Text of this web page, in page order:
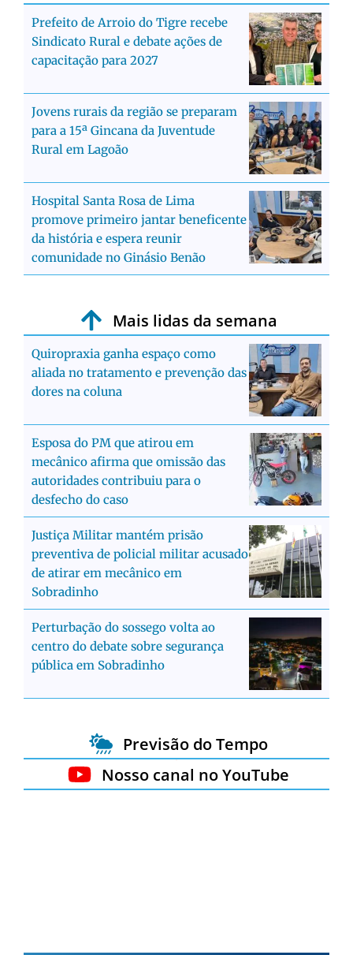
Prefeito de Arroio do Tigre recebe
Sindicato Rural e debate ações de
capacitação para 2027
Jovens rurais da região se preparam
para a 15ª Gincana da Juventude
Rural em Lagoão
Hospital Santa Rosa de Lima
promove primeiro jantar beneficente
da história e espera reunir
comunidade no Ginásio Benão
Mais lidas da semana
Quiropraxia ganha espaço como
aliada no tratamento e prevenção das
dores na coluna
Esposa do PM que atirou em
mecânico afirma que omissão das
autoridades contribuiu para o
desfecho do caso
Justiça Militar mantém prisão
preventiva de policial militar acusado
de atirar em mecânico em
Sobradinho
Perturbação do sossego volta ao
centro do debate sobre segurança
pública em Sobradinho
Previsão do Tempo
Nosso canal no YouTube